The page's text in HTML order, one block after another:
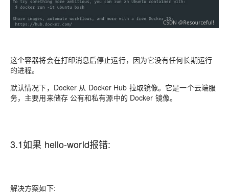
这个容器将会在打印消息后停止运行，因为它没有任何长期运行
的进程。
默认情况下，Docker 从 Docker Hub 拉取镜像。它是一个云端服
务，主要用来储存 公有和私有源中的 Docker 镜像。
3.1如果 hello-world报错:
解决方案如下: